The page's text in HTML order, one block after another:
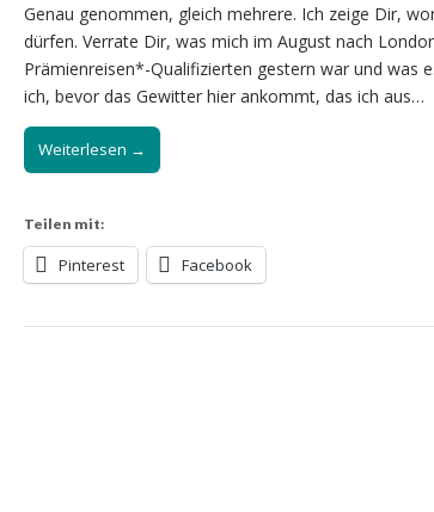
Genau genommen, gleich mehrere. Ich zeige Dir,
dürfen. Verrate Dir, was mich im August nach
Prämienreisen*-Qualifizierten gestern war und was
ich, bevor das Gewitter hier ankommt, das ich aus…
Weiterlesen →
Teilen mit:
Pinterest Facebook